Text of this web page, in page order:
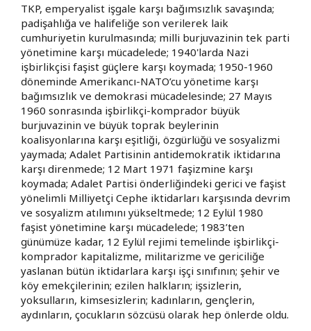
TKP, emperyalist işgale karşı bağımsızlık savaşında;
padişahlığa ve halifeliğe son verilerek laik
cumhuriyetin kurulmasında; milli burjuvazinin tek parti
yönetimine karşı mücadelede; 1940'larda Nazi
işbirlikçisi faşist güçlere karşı koymada; 1950-1960
döneminde Amerikancı-NATO’cu yönetime karşı
bağımsızlık ve demokrasi mücadelesinde; 27 Mayıs
1960 sonrasında işbirlikçi-komprador büyük
burjuvazinin ve büyük toprak beylerinin
koalisyonlarına karşı eşitliği, özgürlüğü ve sosyalizmi
yaymada; Adalet Partisinin antidemokratik iktidarına
karşı direnmede; 12 Mart 1971 faşizmine karşı
koymada; Adalet Partisi önderliğindeki gerici ve faşist
yönelimli Milliyetçi Cephe iktidarları karşısında devrim
ve sosyalizm atılımını yükseltmede; 12 Eylül 1980
faşist yönetimine karşı mücadelede; 1983’ten
günümüze kadar, 12 Eylül rejimi temelinde işbirlikçi-
komprador kapitalizme, militarizme ve gericiliğe
yaslanan bütün iktidarlara karşı işçi sınıfının; şehir ve
köy emekçilerinin; ezilen halkların; işsizlerin,
yoksulların, kimsesizlerin; kadınların, gençlerin,
aydınların, çocukların sözcüsü olarak hep önlerde oldu.